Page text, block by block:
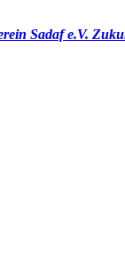
Sadaf e.V.